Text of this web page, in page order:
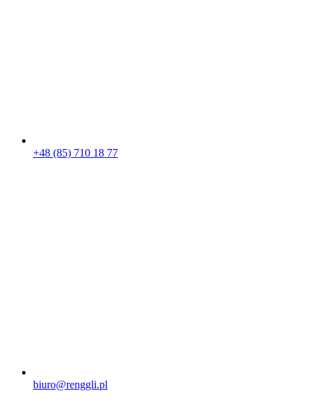
+48 (85) 710 18 77
biuro@renggli.pl